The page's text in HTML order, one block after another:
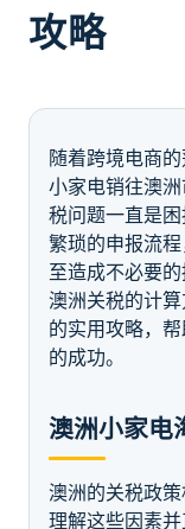
攻略
随着跨境电商
小家电销往澳
税问题一直是困
繁琐的申报流
至造成不必要
澳洲关税的计
的实用攻略，
的成功。
澳洲小家电
澳洲的关税政策
理解这些因素